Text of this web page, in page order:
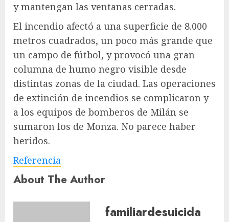
y mantengan las ventanas cerradas.
El incendio afectó a una superficie de 8.000
metros cuadrados, un poco más grande que
un campo de fútbol, ​​y provocó una gran
columna de humo negro visible desde
distintas zonas de la ciudad. Las operaciones
de extinción de incendios se complicaron y
a los equipos de bomberos de Milán se
sumaron los de Monza. No parece haber
heridos.
Referencia
About The Author
familiardesuicida